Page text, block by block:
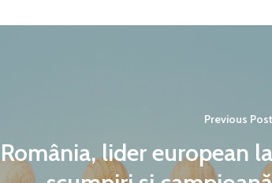
Previous Post
România, lider european la